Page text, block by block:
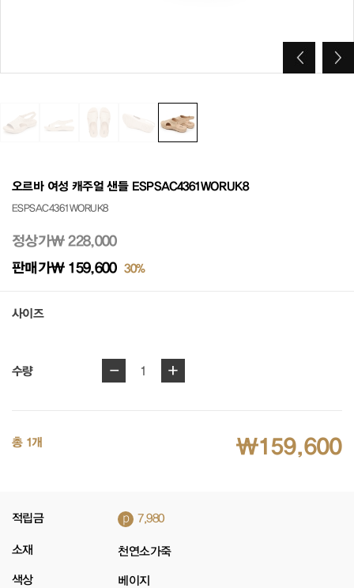
오르바 여성 캐주얼 샌들 ESPSAC4361WORUK8
ESPSAC4361WORUK8
정상가₩ 228,000
판매가₩ 159,600 30%
사이즈
수량 - 1 +
총 1개 ₩159,600
적립금 p 7,980
소재 천연소가죽
색상 베이지